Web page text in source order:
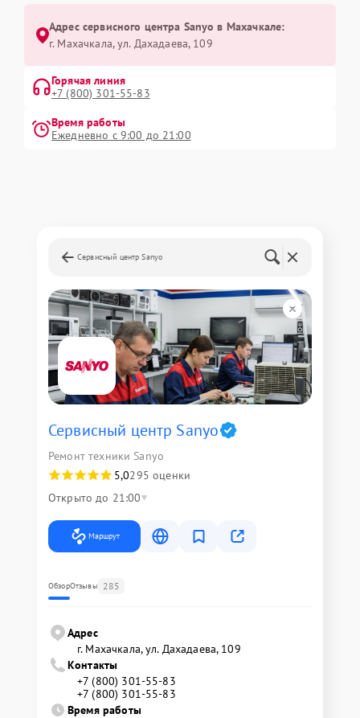
Адрес сервисного центра Sanyo в Махачкале:
г. Махачкала, ул. Дахадаева, 109
Горячая линия
+7 (800) 301-55-83
Время работы
Ежедневно с 9:00 до 21:00
Сервисный центр Sanyo
Сервисный центр Sanyo
Ремонт техники Sanyo
5,0295 оценки
Открыто до 21:00
Маршрут
ОбзорОтзывы 285
Адрес
г. Махачкала, ул. Дахадаева, 109
Контакты
+7 (800) 301-55-83
+7 (800) 301-55-83
Время работы